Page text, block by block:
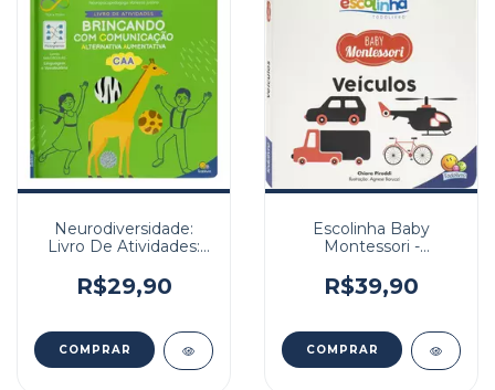
Neurodiversidade:
Livro De Atividades:
R$29,90
Escolinha Baby
Montessori -
R$39,90